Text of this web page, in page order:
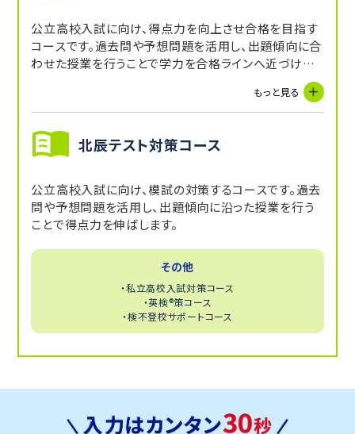
公立高校入試に向け、得点力を向上させ合格を目指す
コースです。過去問や予想問題を活用し、出題傾向に合
わせた授業を行うことで学力を合格ラインへ近づけま
もっと見る
北辰テスト対策コース
公立高校入試に向け、模試の対策するコースです。過去
問や予想問題を活用し、出題傾向に沿った授業を行う
ことで得点力を伸ばします。
その他
・私立高校入試対策コース
・英検®策コース
・検不登校サポートコース